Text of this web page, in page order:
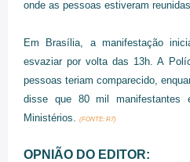
onde as pessoas estiveram
Em Brasília, a manifestação
esvaziar por volta das 13h. A
pessoas teriam comparecido,
disse que 80 mil manifestantes
Ministérios.
(FONTE: R7)
OPNIÃO DO EDITOR: